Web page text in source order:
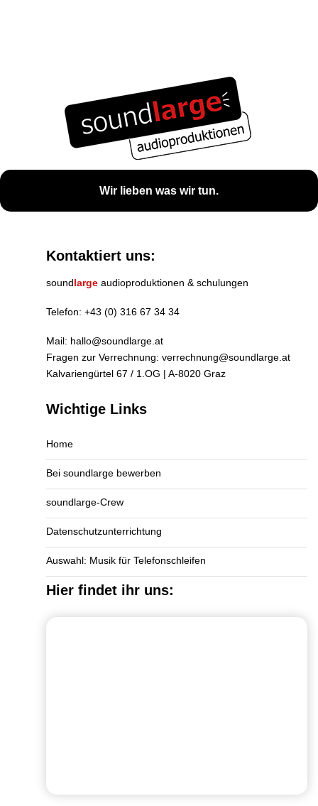
Wir lieben was wir tun.
Kontaktiert uns:
soundlarge audioproduktionen & schulungen
Telefon: +43 (0) 316 67 34 34
Mail: hallo@soundlarge.at
Fragen zur Verrechnung: verrechnung@soundlarge.at
Kalvariengürtel 67 / 1.OG | A-8020 Graz
Wichtige Links
Home
Bei soundlarge bewerben
soundlarge-Crew
Datenschutzunterrichtung
Auswahl: Musik für Telefonschleifen
Hier findet ihr uns: